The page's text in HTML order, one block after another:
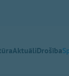
AktuāliDrošība